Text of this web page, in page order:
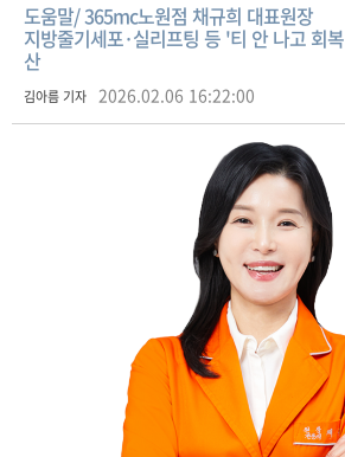
도움말/ 365mc노원점 채규희 대표원장
지방줄기세포·실리프팅 등 '티 안 나고 회
산
김아름 기자 2026.02.06 16:22:00